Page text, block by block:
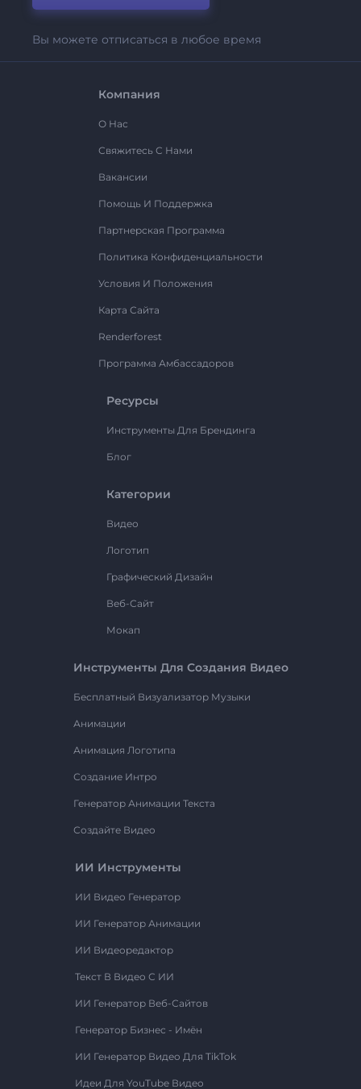
Вы можете отписаться в любое время
Компания
О Нас
Свяжитесь С Нами
Вакансии
Помощь И Поддержка
Партнерская Программа
Политика Конфиденциальности
Условия И Положения
Карта Сайта
Renderforest
Программа Амбассадоров
Ресурсы
Инструменты Для Брендинга
Блог
Категории
Видео
Логотип
Графический Дизайн
Веб-Сайт
Мокап
Инструменты Для Создания Видео
Бесплатный Визуализатор Музыки
Анимации
Анимация Логотипа
Создание Интро
Генератор Анимации Текста
Создайте Видео
ИИ Инструменты
ИИ Видео Генератор
ИИ Генератор Анимации
ИИ Видеоредактор
Текст В Видео С ИИ
ИИ Генератор Веб-Сайтов
Генератор Бизнес - Имён
ИИ Генератор Видео Для TikTok
Идеи Для YouTube Видео